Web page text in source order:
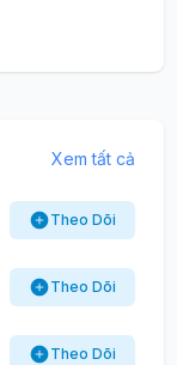
Xem tất cả
Theo Dõi
Theo Dõi
Theo Dõi